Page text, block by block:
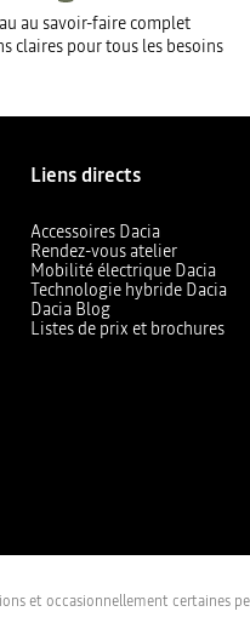
au savoir-faire complet
claires pour tous les besoins
Liens directs
Accessoires Dacia
Rendez-vous atelier
Mobilité électrique Dacia
Technologie hybride Dacia
Dacia Blog
Listes de prix et brochures
et occasionnellement certaines